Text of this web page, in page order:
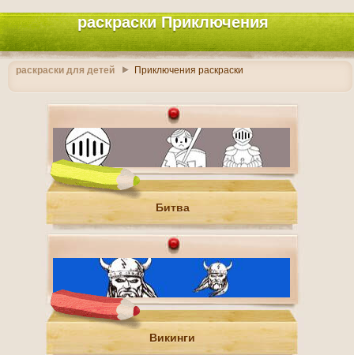
раскраски Приключения
раскраски для детей Приключения раскраски
Битва
Викинги